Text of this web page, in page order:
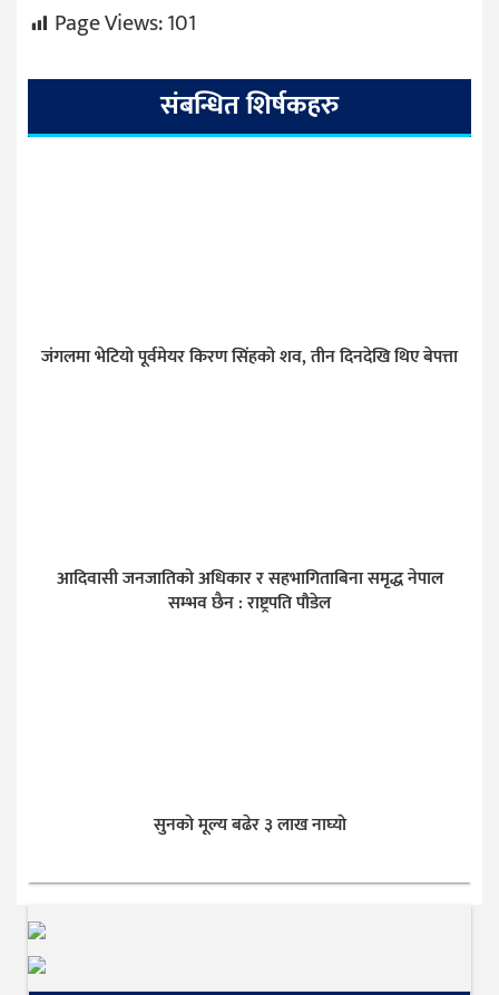
Page Views:101
संबन्धित शिर्षकहरु
जंगलमा भेटियो पूर्वमेयर किरण सिंहको शव, तीन दिनदेखि थिए बेपत्ता
आदिवासी जनजातिको अधिकार र सहभागिताबिना समृद्ध नेपाल
सम्भव छैन : राष्ट्रपति पौडेल
सुनकाे मूल्य बढेर ३ लाख नाघ्याे